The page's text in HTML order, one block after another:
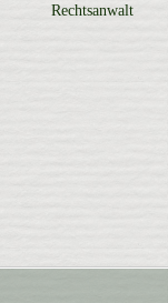
Rechtsanwalt